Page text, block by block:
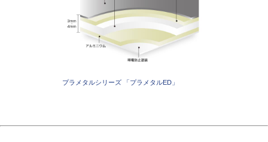
プラメタルシリーズ 「プラメタルED」